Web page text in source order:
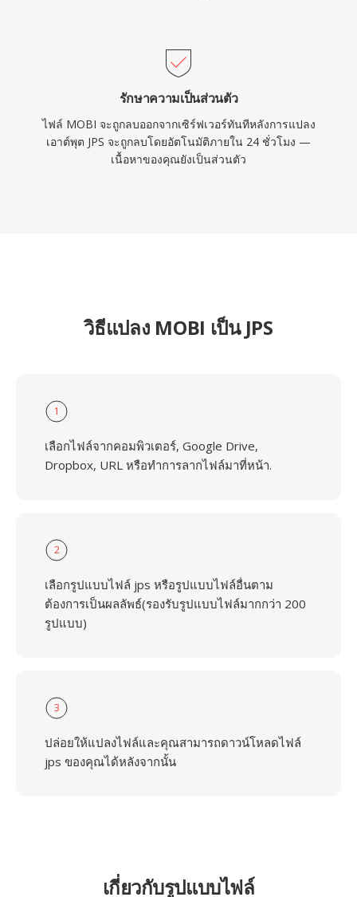
รักษาความเป็นส่วนตัว
ไฟล์ MOBI จะถูกลบออกจากเซิร์ฟเวอร์ทันทีหลังการแปลง
เอาต์พุต JPS จะถูกลบโดยอัตโนมัติภายใน 24 ชั่วโมง —
เนื้อหาของคุณยังเป็นส่วนตัว
วิธีแปลง MOBI เป็น JPS
1
เลือกไฟล์จากคอมพิวเตอร์, Google Drive,
Dropbox, URL หรือทำการลากไฟล์มาที่หน้า.
2
เลือกรูปแบบไฟล์ jps หรือรูปแบบไฟล์อื่นตาม
ต้องการเป็นผลลัพธ์(รองรับรูปแบบไฟล์มากกว่า 200
รูปแบบ)
3
ปล่อยให้แปลงไฟล์และคุณสามารถดาวน์โหลดไฟล์
jps ของคุณได้หลังจากนั้น
เกี่ยวกับรูปแบบไฟล์